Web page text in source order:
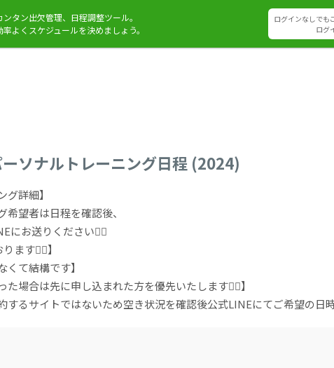
ンタン出欠管理、日程調整ツール。
率よくスケジュールを決めましょう。
ログインなしでも
ログ
ーソナルトレーニング日程 (2024)
グ詳細】
望者は日程を確認後、
お送りください🙇‍♂️
ます🙇‍♂️】
くて結構です】
た場合は先に申し込まれた方を優先いたします🙇‍♂️】
るサイトではないため空き状況を確認後公式LINEにてご希望の日